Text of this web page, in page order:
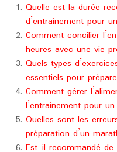
Quelle est la durée
d’entraînement pour
Comment concilier
heures avec une vie
Quels types
essentiels pour
Comment gérer
l’entraînement pour
Quelles sont les
préparation d’un
Est-il recommandé